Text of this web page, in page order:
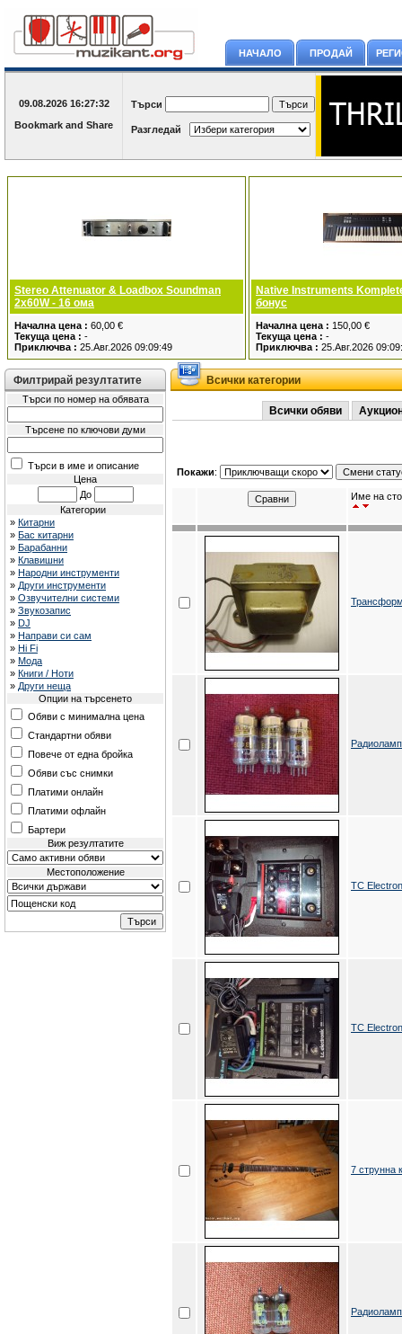
НАЧАЛО ПРОДАЙ
09.08.2026 16:27:33 Търси
Разгледай
Stereo Attenuator & Loadbox Soundman
2x60W - 16 ома
Начална цена : 60,00 €
Текуща цена : -
Приключва : 25.Авг.2026 09:09:49
Native Instruments
бонус
Начална цена : 150,00 €
Текуща цена : -
Приключва : 25.Авг.2026
Филтрирай резултатите
Търси по номер на обявата
Търсене по ключови думи
Търси в име и описание
Цена
До
Категории
» Китарни
» Бас китарни
» Барабанни
» Клавишни
» Народни инструменти
» Други инструменти
» Озвучителни системи
» Звукозапис
» DJ
» Направи си сам
» Hi Fi
» Мода
» Книги / Ноти
» Други неща
Опции на търсенето
Обяви с минимална цена
Стандартни обяви
Повече от една бройка
Обяви със снимки
Платими онлайн
Платими офлайн
Бартери
Виж резултатите
Местоположение
Всички категории
Всички обяви
Покажи:
Име на
TC
TC
7 струнна